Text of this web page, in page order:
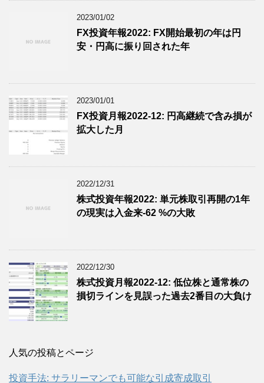
2023/01/02
FX投資年報2022: FX開始最初の年は円
安・円高に振り回された年
2023/01/01
FX投資月報2022-12: 円高継続で含み損が
拡大した月
2022/12/31
株式投資年報2022: 単元株取引再開の1年
の現実は入金来-62 %の大敗
2022/12/30
株式投資月報2022-12: 低位株と通常株の
損切ラインを見誤った過去2番目の大負け
人気の投稿とページ
投資手法: サラリーマンでも可能な引成寄成取引